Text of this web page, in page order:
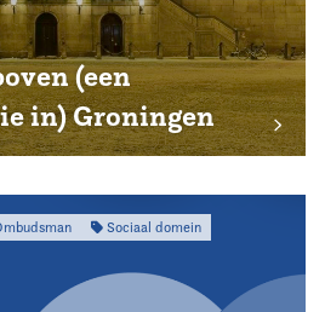
(een
in) Groningen
Sociaal domein